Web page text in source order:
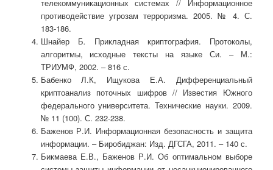
телекоммуникационных системах // Информационное
противодействие угрозам терроризма. 2005. № 4. С.
183-186.
Шнайер Б. Прикладная криптография. Протоколы,
алгоритмы, исходные тексты на языке Си. – М.:
ТРИУМФ, 2002. – 816 с.
Бабенко Л.К, Ищукова Е.А. Дифференциальный
криптоанализ поточных шифров // Известия Южного
федерального университета. Технические науки. 2009.
№ 11 (100). С. 232-238.
Баженов Р.И. Информационная безопасность и защита
информации. – Биробиджан: Изд. ДГСГА, 2011. – 140 с.
Бикмаева Е.В., Баженов Р.И. Об оптимальном выборе